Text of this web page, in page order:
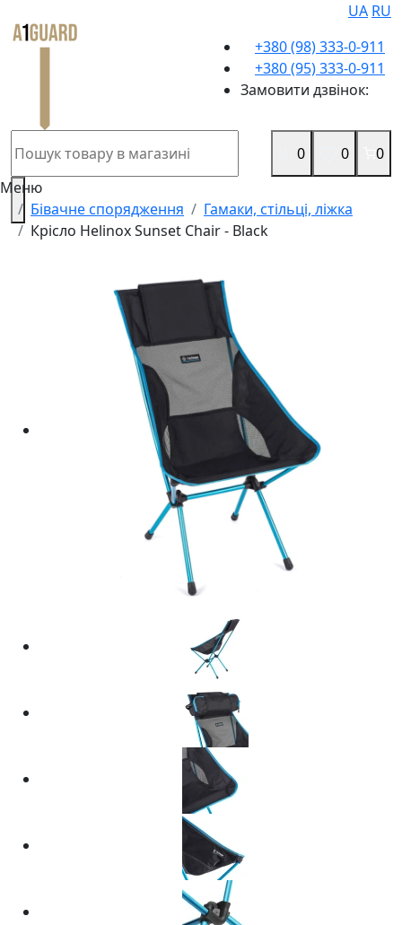
UA RU
+380 (98) 333-0-911
+380 (95) 333-0-911
Замовити дзвінок:
0 0
0
Меню
Бівачне спорядження
Гамаки, стільці, ліжка
Крісло Helinox Sunset Chair - Black